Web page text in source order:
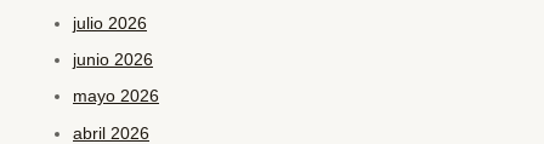
julio 2026
junio 2026
mayo 2026
abril 2026